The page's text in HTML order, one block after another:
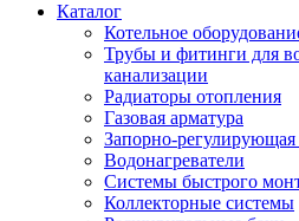
Каталог
Котельное
Трубы и фитинги для
канализации
Радиаторы отопления
Газовая арматура
Запорно-регулирующая
Водонагреватели
Системы быстрого
Коллекторные системы